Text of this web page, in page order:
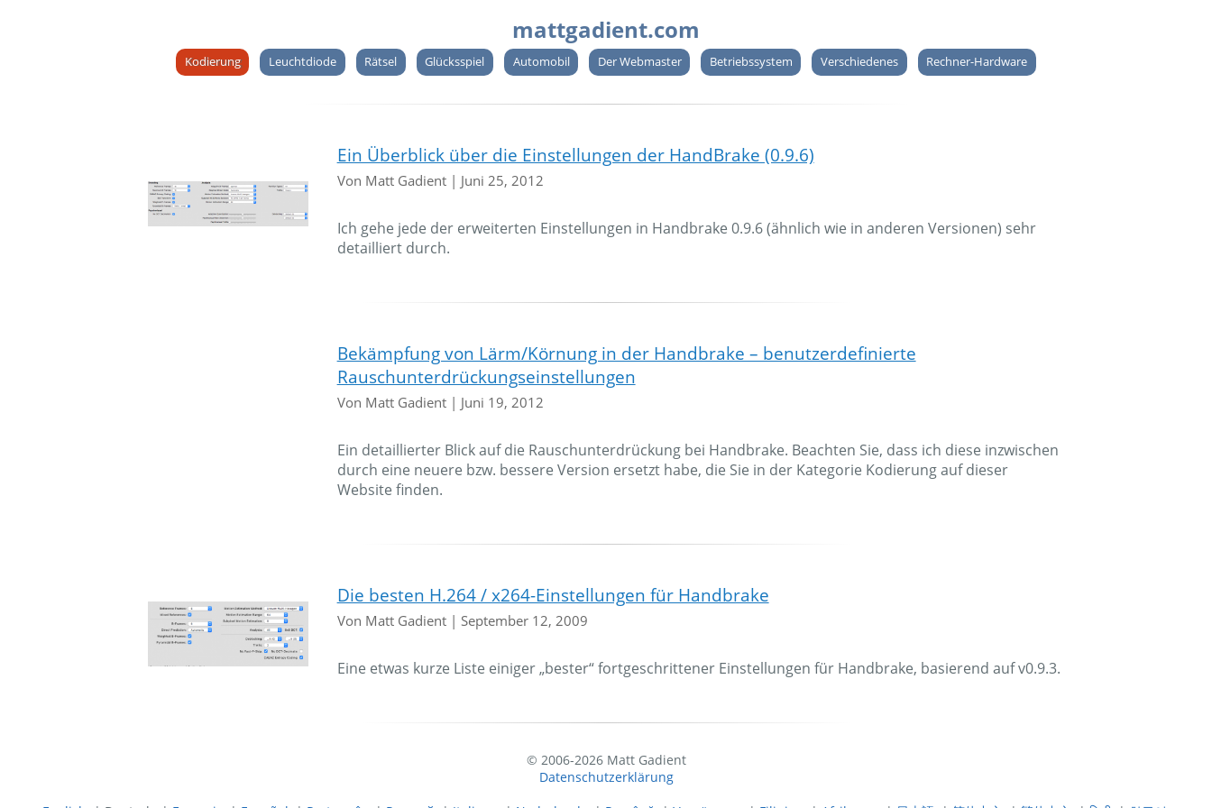
mattgadient.com
Kodierung Leuchtdiode Rätsel Glücksspiel Automobil Der Webmaster Betriebssystem Verschiedenes Rechner-Hardware
Ein Überblick über die Einstellungen der HandBrake (0.9.6)
Von Matt Gadient| Juni 25, 2012
Ich gehe jede der erweiterten Einstellungen in Handbrake 0.9.6 (ähnlich wie in anderen Versionen) sehr
detailliert durch.
Bekämpfung von Lärm/Körnung in der Handbrake – benutzerdefinierte
Rauschunterdrückungseinstellungen
Von Matt Gadient| Juni 19, 2012
Ein detaillierter Blick auf die Rauschunterdrückung bei Handbrake. Beachten Sie, dass ich diese inzwischen
durch eine neuere bzw. bessere Version ersetzt habe, die Sie in der Kategorie Kodierung auf dieser
Website finden.
Die besten H.264 / x264-Einstellungen für Handbrake
Von Matt Gadient| September 12, 2009
Eine etwas kurze Liste einiger „bester“ fortgeschrittener Einstellungen für Handbrake, basierend auf v0.9.3.
© 2006-2026 Matt Gadient
Datenschutzerklärung